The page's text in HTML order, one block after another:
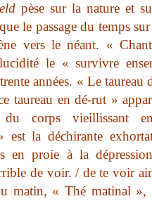
pèse sur la nature et
le passage du temps
vers le néant. «
le « survivre
années. « Le taureau
taureau en dé-rut »
du corps vieillissant
est la déchirante
en proie à la
de voir. / de te voir
matin, « Thé matinal